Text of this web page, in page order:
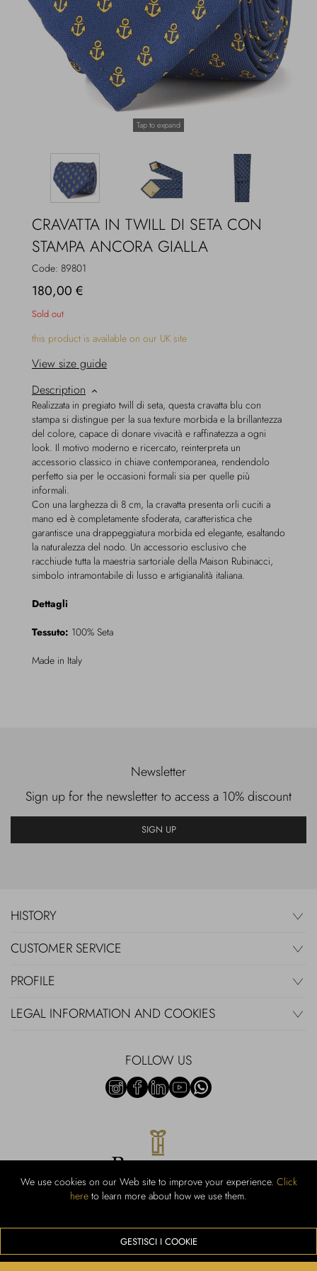
Overcoats
Jewelry
We use cookies on our Web site to improve your experience. Click
here to learn more about how we use them.
GESTISCI I COOKIE
Tap to expand
CRAVATTA IN TWILL DI SETA CON
STAMPA ANCORA GIALLA
Code: 89801
180,00 €
Sold out
this product is available on our UK site
View size guide
Description
Realizzata in pregiato twill di seta, questa cravatta blu con
stampa si distingue per la sua texture morbida e la brillantezza
del colore, capace di donare vivacità e raffinatezza a ogni
look. Il motivo moderno e ricercato, reinterpreta un
accessorio classico in chiave contemporanea, rendendolo
perfetto sia per le occasioni formali sia per quelle più
informali.
Con una larghezza di 8 cm, la cravatta presenta orli cuciti a
mano ed è completamente sfoderata, caratteristica che
garantisce una drappeggiatura morbida ed elegante, esaltando
la naturalezza del nodo. Un accessorio esclusivo che
racchiude tutta la maestria sartoriale della Maison Rubinacci,
simbolo intramontabile di lusso e artigianalità italiana.
Dettagli
Tessuto: 100% Seta
Made in Italy
Newsletter
Sign up for the newsletter to access a 10% discount
SIGN UP
HISTORY
CUSTOMER SERVICE
PROFILE
LEGAL INFORMATION AND COOKIES
FOLLOW US
Rubinacci S.r.l.: Viale Gramsci, 15 - 80122 Naples - P.Iva 00436210637 -
We accept the following payment methods